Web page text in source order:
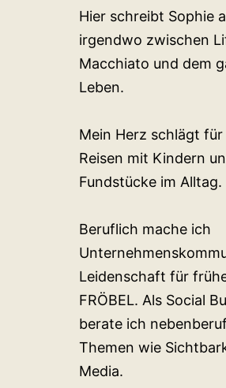
Hier schreibt Sophie
irgendwo zwischen
Macchiato und dem
Leben.
Mein Herz schlägt
Reisen mit Kindern
Fundstücke im Alltag.
Beruflich mache ich
Leidenschaft für
FRÖBEL. Als Social
berate ich
Themen wie
Media.